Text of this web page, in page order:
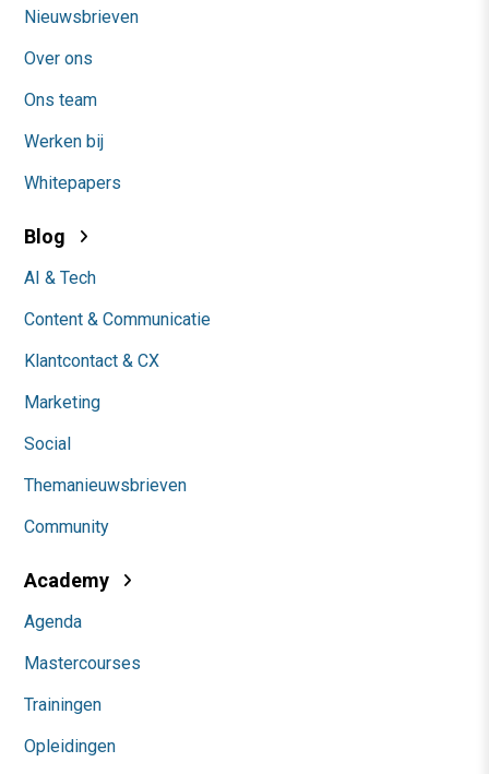
Nieuwsbrieven
Over ons
Ons team
Werken bij
Whitepapers
Blog
AI & Tech
Content & Communicatie
Klantcontact & CX
Marketing
Social
Themanieuwsbrieven
Community
Academy
Agenda
Mastercourses
Trainingen
Opleidingen